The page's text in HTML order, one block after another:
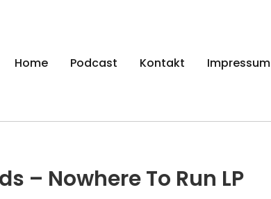
Home Podcast Kontakt Impressum
– Nowhere To Run LP